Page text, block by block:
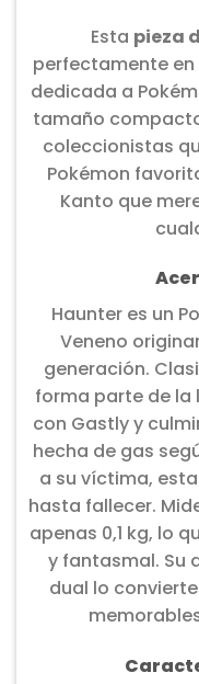
Esta pieza
perfectamente
dedicada a
tamaño
coleccionistas
Pokémon
Kanto que
Haunter es un
Veneno
generación.
forma parte de la
con Gastly y
hecha de gas
a su víctima,
hasta fallecer.
apenas 0,1 kg, lo
y fantasmal. Su
dual lo